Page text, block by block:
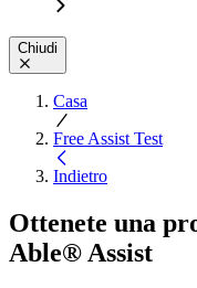
Chiudi
Casa
Free Assist Test
Indietro
Ottenete una
Able® Assist